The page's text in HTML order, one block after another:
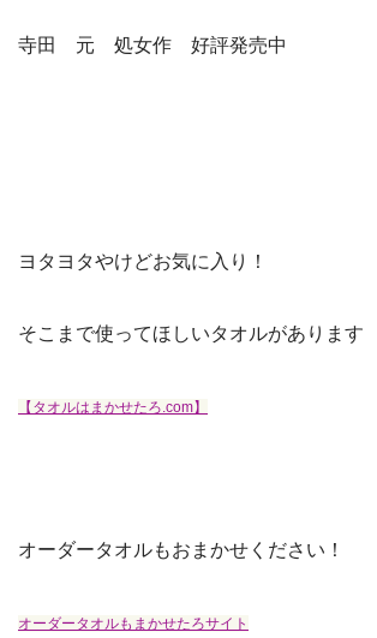
寺田 元 処女作 好評発売中
ヨタヨタやけどお気に入り！
そこまで使ってほしいタオルがあります
【タオルはまかせたろ.com】
オーダータオルもおまかせください！
オーダータオルもまかせたろサイト